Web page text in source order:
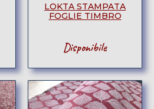
LOKTA STAMPATA
FOGLIE TIMBRO
Disponibile